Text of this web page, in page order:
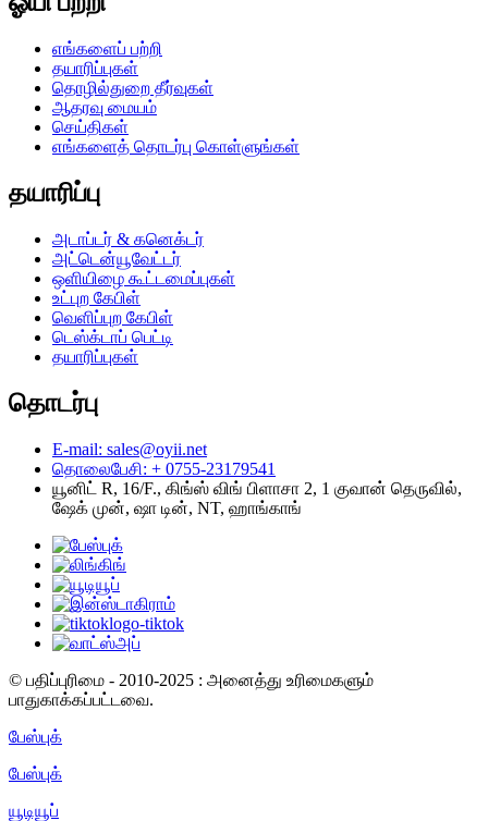
எங்களைப் பற்றி
தயாரிப்புகள்
தொழில்துறை தீர்வுகள்
ஆதரவு மையம்
செய்திகள்
எங்களைத் தொடர்பு கொள்ளுங்கள்
தயாரிப்பு
அடாப்டர் & கனெக்டர்
அட்டென்யூவேட்டர்
ஒளியிழை கூட்டமைப்புகள்
உட்புற கேபிள்
வெளிப்புற கேபிள்
டெஸ்க்டாப் பெட்டி
தயாரிப்புகள்
தொடர்பு
E-mail: sales@oyii.net
தொலைபேசி: + 0755-23179541
யூனிட் R, 16/F., கிங்ஸ் விங் பிளாசா 2, 1 குவான் தெருவில்,
ஷேக் முன், ஷா டின், NT, ஹாங்காங்
© பதிப்புரிமை - 2010-2025 : அனைத்து உரிமைகளும்
பாதுகாக்கப்பட்டவை.
பேஸ்புக்
பேஸ்புக்
யூடியூப்